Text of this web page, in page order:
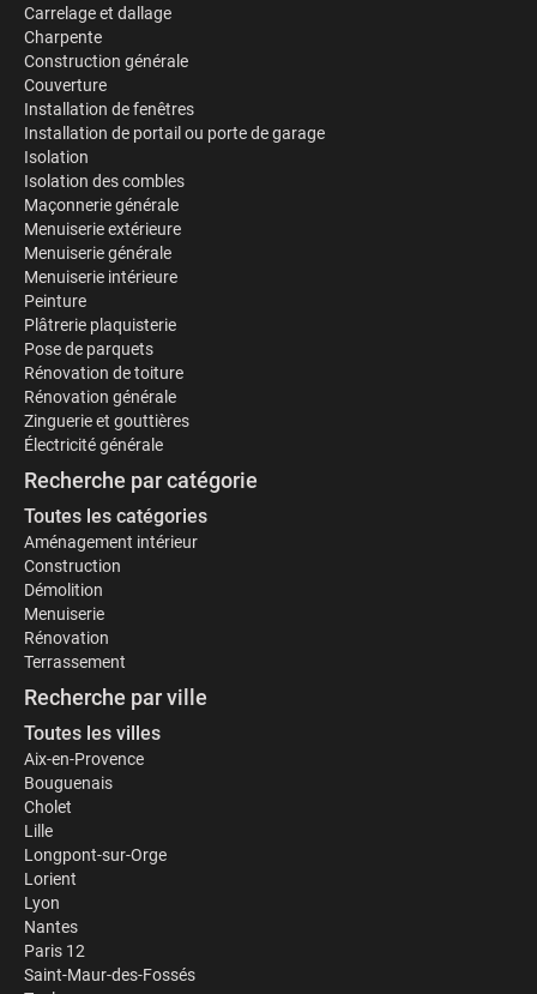
Carrelage et dallage
Charpente
Construction générale
Couverture
Installation de fenêtres
Installation de portail ou porte de garage
Isolation
Isolation des combles
Maçonnerie générale
Menuiserie extérieure
Menuiserie générale
Menuiserie intérieure
Peinture
Plâtrerie plaquisterie
Pose de parquets
Rénovation de toiture
Rénovation générale
Zinguerie et gouttières
Électricité générale
Recherche par catégorie
Toutes les catégories
Aménagement intérieur
Construction
Démolition
Menuiserie
Rénovation
Terrassement
Recherche par ville
Toutes les villes
Aix-en-Provence
Bouguenais
Cholet
Lille
Longpont-sur-Orge
Lorient
Lyon
Nantes
Paris 12
Saint-Maur-des-Fossés